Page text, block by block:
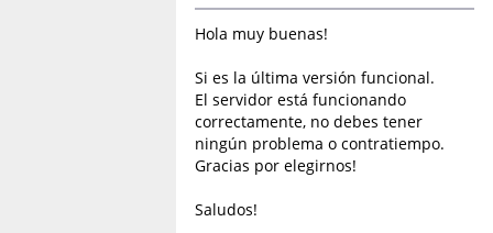
Hola muy buenas!
Si es la última versión funcional.
El servidor está funcionando
correctamente, no debes tener
ningún problema o contratiempo.
Gracias por elegirnos!
Saludos!